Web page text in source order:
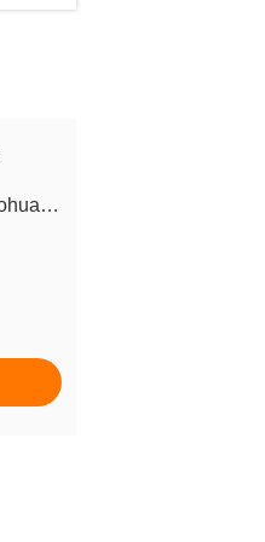
sales@shanghai-bohua.com